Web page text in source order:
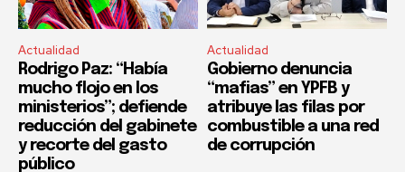
Actualidad
Rodrigo Paz: “Había
mucho flojo en los
ministerios”; defiende
reducción del gabinete
y recorte del gasto
público
Actualidad
Gobierno denuncia
“mafias” en YPFB y
atribuye las filas por
combustible a una red
de corrupción